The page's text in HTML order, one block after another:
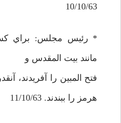
10/10/63
* رئيس مجلس: براي
مانند بيت المقدس و
فتح المبين را آفريدند،‌
هرمز را ببندند. 11/10/63